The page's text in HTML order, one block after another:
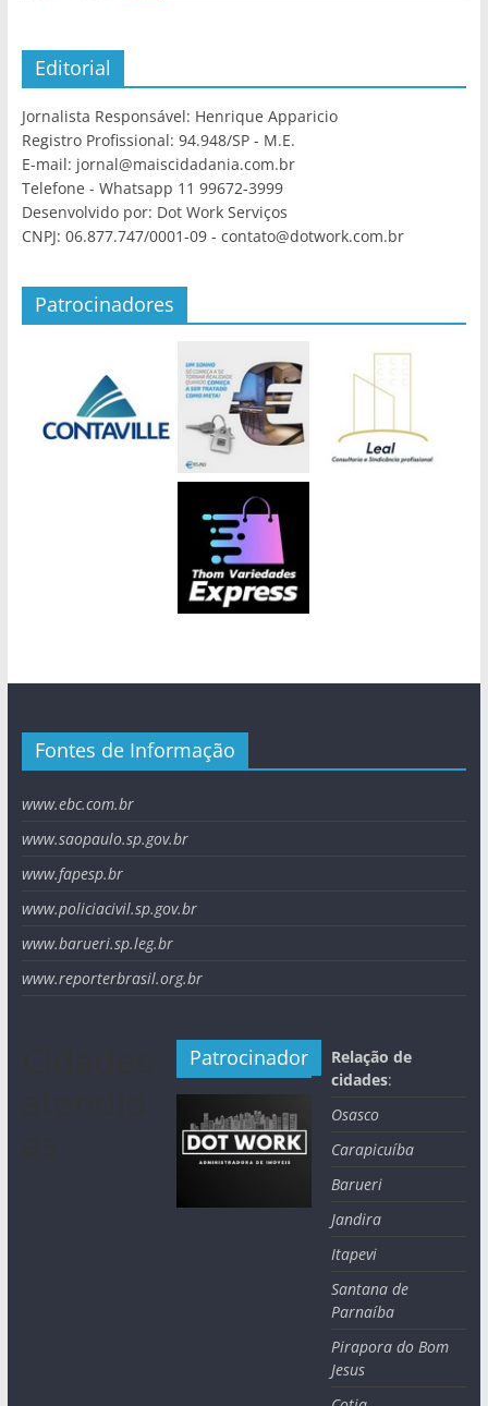
Editorial
Jornalista Responsável: Henrique Apparicio
Registro Profissional: 94.948/SP - M.E.
E-mail: jornal@maiscidadania.com.br
Telefone - Whatsapp 11 99672-3999
Desenvolvido por: Dot Work Serviços
CNPJ: 06.877.747/0001-09 - contato@dotwork.com.br
Patrocinadores
Fontes de Informação
www.ebc.com.br
www.saopaulo.sp.gov.br
www.fapesp.br
www.policiacivil.sp.gov.br
www.barueri.sp.leg.br
www.reporterbrasil.org.br
Patrocinador
Relação de
cidades:
Osasco
Carapicuíba
Barueri
Jandira
Itapevi
Santana de
Parnaíba
Pirapora do Bom
Jesus